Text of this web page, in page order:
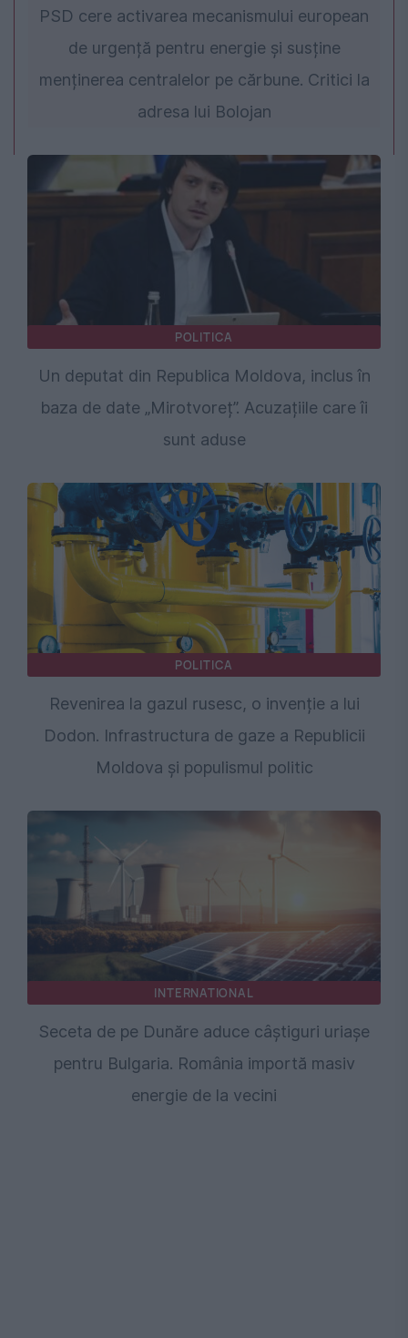
PSD cere activarea mecanismului european
de urgență pentru energie și susține
menținerea centralelor pe cărbune. Critici la
adresa lui Bolojan
POLITICA
Un deputat din Republica Moldova, inclus în
baza de date „Mirotvoreț”. Acuzațiile care îi
sunt aduse
POLITICA
Revenirea la gazul rusesc, o invenție a lui
Dodon. Infrastructura de gaze a Republicii
Moldova și populismul politic
INTERNATIONAL
Seceta de pe Dunăre aduce câștiguri uriașe
pentru Bulgaria. România importă masiv
energie de la vecini